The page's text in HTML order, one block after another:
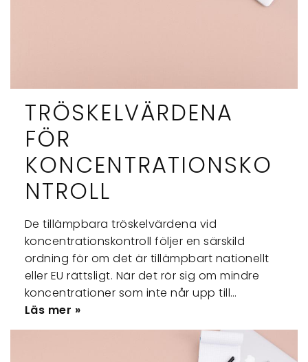
TRÖSKELVÄRDENA
FÖR
KONCENTRATIONSKO
NTROLL
De tillämpbara tröskelvärdena vid
koncentrationskontroll följer en särskild
ordning för om det är tillämpbart nationellt
eller EU rättsligt. När det rör sig om mindre
koncentrationer som inte når upp till…
Läs mer »